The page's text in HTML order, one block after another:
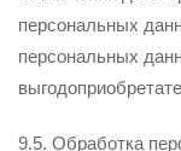
персональных
персональных
9.5. Обработка